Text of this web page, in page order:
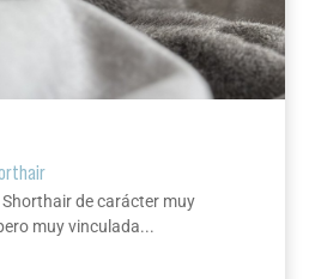
de carácter muy
muy vinculada...